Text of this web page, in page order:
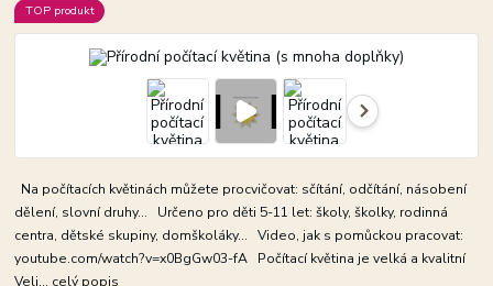
TOP produkt
Na počítacích květinách můžete procvičovat: sčítání, odčítání, násobení
dělení, slovní druhy... Určeno pro děti 5-11 let: školy, školky, rodinná
centra, dětské skupiny, domškoláky... Video, jak s pomůckou pracovat:
youtube.com/watch?v=x0BgGw03-fA Počítací květina je velká a kvalitní
Veli... celý popis